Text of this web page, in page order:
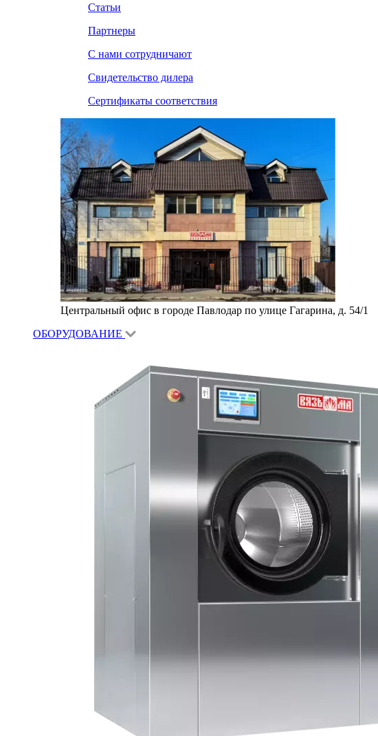
Статьи
Партнеры
С нами сотрудничают
Свидетельство дилера
Сертификаты соответствия
Центральный офис в городе Павлодар по улице Гагарина, д. 54/1
ОБОРУДОВАНИЕ